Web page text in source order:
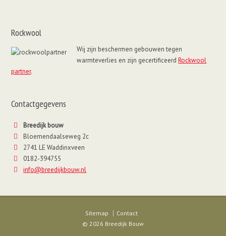
Rockwool
Wij zijn beschermen gebouwen tegen
warmteverlies en zijn gecertificeerdRockwool
partner.
Contactgegevens
Breedijk bouw
Bloemendaalseweg 2c
2741 LE Waddinxveen
0182-394755
info@breedijkbouw.nl
Sitemap
Contact
© 2026 Breedijk Bouw